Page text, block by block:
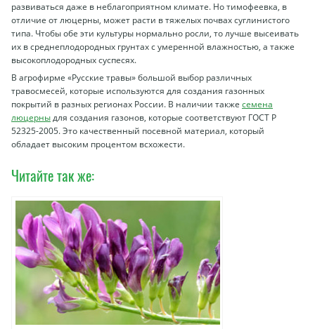
развиваться даже в неблагоприятном климате. Но тимофеевка, в
отличие от люцерны, может расти в тяжелых почвах суглинистого
типа. Чтобы обе эти культуры нормально росли, то лучше высеивать
их в среднеплодородных грунтах с умеренной влажностью, а также
высокоплодородных суспесях.
В агрофирме «Русские травы» большой выбор различных
травосмесей, которые используются для создания газонных
покрытий в разных регионах России. В наличии также семена
люцерныдля создания газонов, которые соответствуют ГОСТ Р
52325-2005. Это качественный посевной материал, который
обладает высоким процентом всхожести.
Читайте так же: